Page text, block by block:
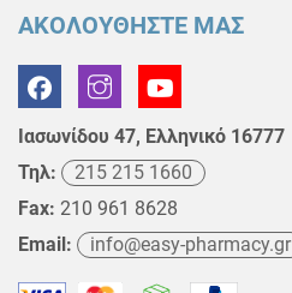
ΑΚΟΛΟΥΘΗΣΤΕ ΜΑΣ
Ιασωνίδου 47, Ελληνικό 16777
Τηλ:
215 215 1660
Fax: 210 961 8628
Email:
info@easy-pharmacy.gr